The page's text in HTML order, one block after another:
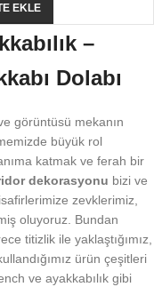
EKLE
–
Dolabı
görüntüsü mekanın
büyük rol
katmak ve ferah bir
dekorasyonu bizi ve
zevklerimiz,
oluyoruz. Bundan
titizlik ile yaklaştığımız,
ürün çeşitleri
ve ayakkabılık gibi